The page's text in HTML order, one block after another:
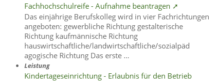
Fachhochschulreife - Aufnahme beantragen ➚
Das einjährige Berufskolleg wird in vier Fachrichtungen
angeboten: gewerbliche Richtung gestalterische
Richtung kaufmännische Richtung
hauswirtschaftliche/landwirtschaftliche/sozialpäd
agogische Richtung Das erste …
Leistung
Kindertageseinrichtung - Erlaubnis für den Betrieb